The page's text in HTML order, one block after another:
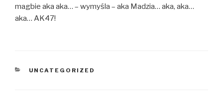
magbie aka aka… – wymyśla – aka Madzia… aka, aka…
aka… AK47!
KATEGORIE
UNCATEGORIZED